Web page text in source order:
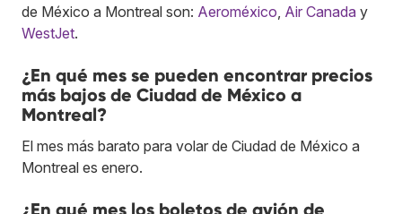
de México a Montreal son: Aeroméxico Air Canada y
WestJet.
¿En qué mes se pueden encontrar precios
más bajos de Ciudad de México a
Montreal?
El mes más barato para volar de Ciudad de México a
Montreal es enero.
¿En qué mes los boletos de avión de